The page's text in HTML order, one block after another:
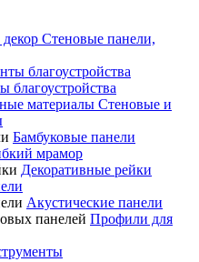
Стеновые панели,
благоустройства
Стеновые и
Бамбуковые панели
мрамор
Декоративные рейки
Акустические панели
Профили для